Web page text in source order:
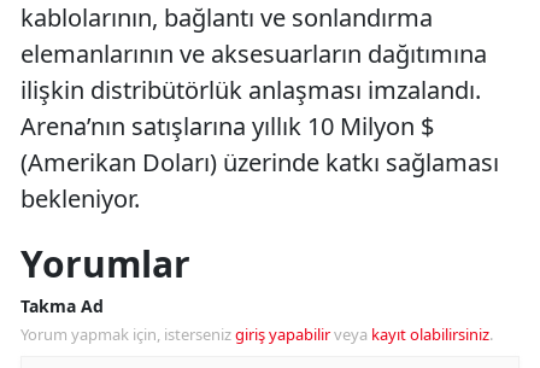
kablolarının, bağlantı ve sonlandırma
elemanlarının ve aksesuarların dağıtımına
ilişkin distribütörlük anlaşması imzalandı.
Arena’nın satışlarına yıllık 10 Milyon $
(Amerikan Doları) üzerinde katkı sağlaması
bekleniyor.
Yorumlar
Takma Ad
Yorum yapmak için, istersenizgiriş yapabilirveya kayıt olabilirsiniz.